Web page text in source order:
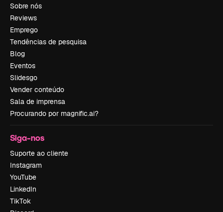
Sobre nós
Reviews
Emprego
Tendências de pesquisa
Blog
Eventos
Slidesgo
Vender conteúdo
Sala de imprensa
Procurando por magnific.ai?
Siga-nos
Suporte ao cliente
Instagram
YouTube
LinkedIn
TikTok